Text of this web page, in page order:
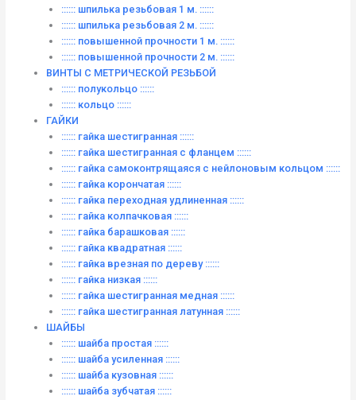
:::::: шпилька резьбовая 1 м. ::::::
:::::: шпилька резьбовая 2 м. ::::::
:::::: повышенной прочности 1 м. ::::::
:::::: повышенной прочности 2 м. ::::::
ВИНТЫ C МЕТРИЧЕСКОЙ РЕЗЬБОЙ
:::::: полукольцо ::::::
:::::: кольцо ::::::
ГАЙКИ
:::::: гайка шестигранная ::::::
:::::: гайка шестигранная с фланцем ::::::
:::::: гайка самоконтрящаяся с нейлоновым кольцом ::::::
:::::: гайка корончатая ::::::
:::::: гайка переходная удлиненная ::::::
:::::: гайка колпачковая ::::::
:::::: гайка барашковая ::::::
:::::: гайка квадратная ::::::
:::::: гайка врезная по дереву ::::::
:::::: гайка низкая ::::::
:::::: гайка шестигранная медная ::::::
:::::: гайка шестигранная латунная ::::::
ШАЙБЫ
:::::: шайба простая ::::::
:::::: шайба усиленная ::::::
:::::: шайба кузовная ::::::
:::::: шайба зубчатая ::::::